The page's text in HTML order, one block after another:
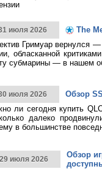
июля 2026
The
Гримуар вернулся
обласканной
субмарины — в нашем
июля 2026
Обзор
ли сегодня купить
далеко
в большинстве
29 июля 2026
Обзор